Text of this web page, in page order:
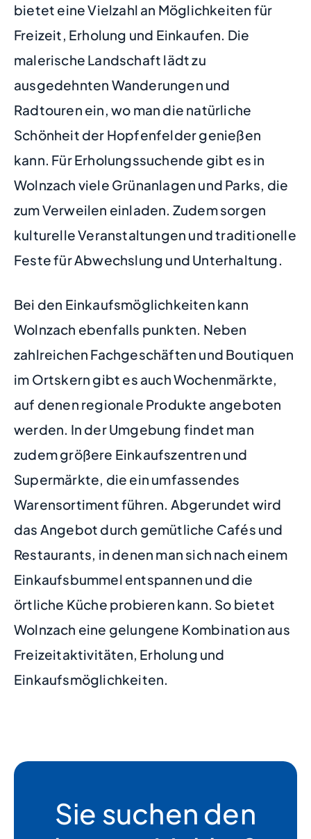
bietet eine Vielzahl an Möglichkeiten für
Freizeit, Erholung und Einkaufen. Die
malerische Landschaft lädt zu
ausgedehnten Wanderungen und
Radtouren ein, wo man die natürliche
Schönheit der Hopfenfelder genießen
kann. Für Erholungssuchende gibt es in
Wolnzach viele Grünanlagen und Parks, die
zum Verweilen einladen. Zudem sorgen
kulturelle Veranstaltungen und traditionelle
Feste für Abwechslung und Unterhaltung.
Bei den Einkaufsmöglichkeiten kann
Wolnzach ebenfalls punkten. Neben
zahlreichen Fachgeschäften und Boutiquen
im Ortskern gibt es auch Wochenmärkte,
auf denen regionale Produkte angeboten
werden. In der Umgebung findet man
zudem größere Einkaufszentren und
Supermärkte, die ein umfassendes
Warensortiment führen. Abgerundet wird
das Angebot durch gemütliche Cafés und
Restaurants, in denen man sich nach einem
Einkaufsbummel entspannen und die
örtliche Küche probieren kann. So bietet
Wolnzach eine gelungene Kombination aus
Freizeitaktivitäten, Erholung und
Einkaufsmöglichkeiten.
Sie suchen den